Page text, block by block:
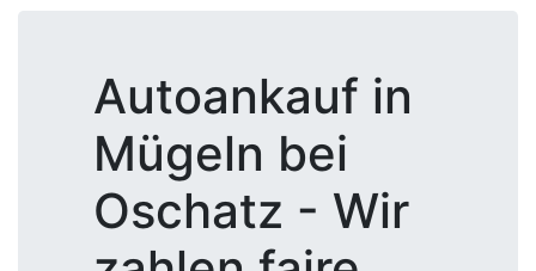
Autoankauf in
Mügeln bei
Oschatz - Wir